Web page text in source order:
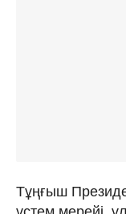
Тұңғыш